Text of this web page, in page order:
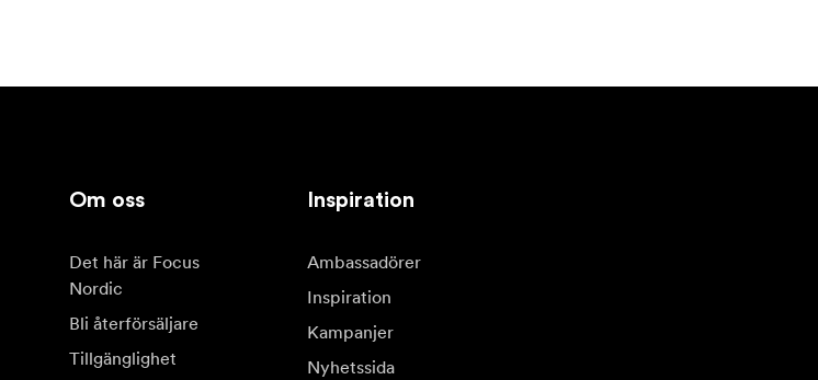
Om oss
Det här är Focus
Nordic
Bli återförsäljare
Tillgänglighet
Inspiration
Ambassadörer
Inspiration
Kampanjer
Nyhetssida